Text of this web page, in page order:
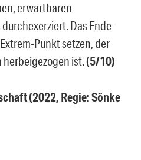
erwartbaren
Das Ende-
Punkt setzen, der
herbeigezogen ist.(5/10)
(2022, Regie: Sönke